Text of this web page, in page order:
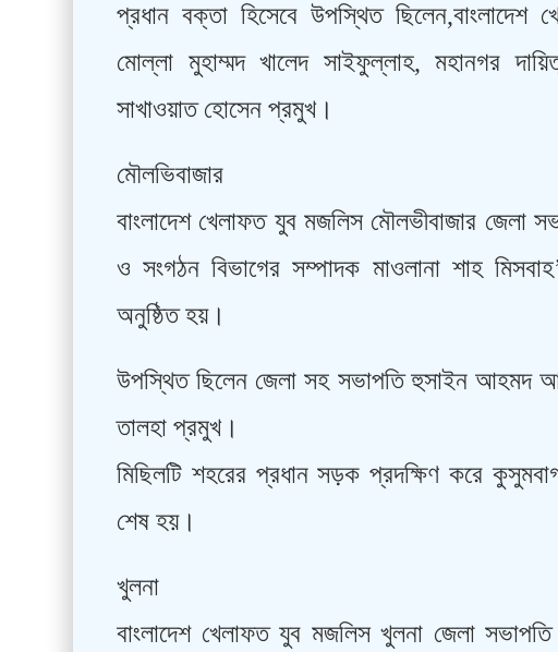
প্রধান বক্তা হিসেবে উপস্থিত ছিলেন,বাংলাদেশ
মোল্লা মুহাম্মদ খালেদ সাইফুল্লাহ, মহানগর
সাখাওয়াত হোসেন প্রমুখ।
মৌলভিবাজার
বাংলাদেশ খেলাফত যুব মজলিস মৌলভীবাজার জেলা
ও সংগঠন বিভাগের সম্পাদক মাওলানা শাহ
অনুষ্ঠিত হয়।
উপস্থিত ছিলেন জেলা সহ সভাপতি হুসাইন আহমদ
তালহা প্রমুখ।
মিছিলটি শহরের প্রধান সড়ক প্রদক্ষিণ করে
শেষ হয়।
খুলনা
বাংলাদেশ খেলাফত যুব মজলিস খুলনা জেলা